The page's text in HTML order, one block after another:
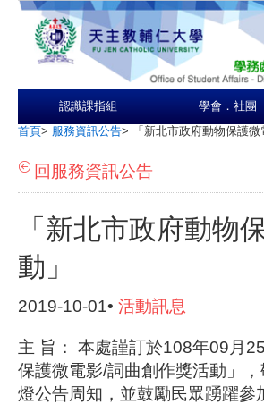
認識課指組 學會．社團
首頁> 服務資訊公告> 「新北市政府動物保護
回服務資訊公告
「新北市政府動物
動」
2019-10-01• 活動訊息
主 旨： 本處謹訂於108年09月
保護微電影/詞曲創作獎活動」
燈公告周知，並鼓勵民眾踴躍參